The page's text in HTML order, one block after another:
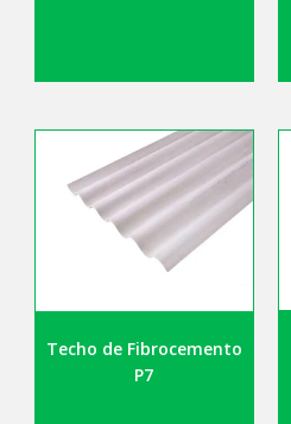
Techo de Fibrocemento
P7